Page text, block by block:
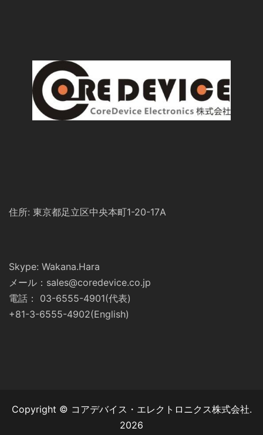
住所: 東京都足立区中央本町1-20-17A
Skype: Wakana.Hara
メール：sales@coredevice.co.jp
電話： 03-6555-4901(代表)
+81-3-6555-4902(English)
Copyright © コアデバイス・エレクトロニクス株式会社.
2026